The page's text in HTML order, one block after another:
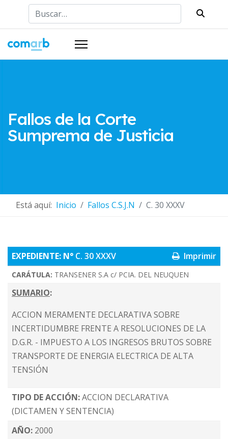
Buscar
Fallos de la Corte
Sumprema de Justicia
Está aquí: Inicio Fallos C.S.J.N C. 30 XXXV
Imprimir
EXPEDIENTE: N° C. 30 XXXV
CARÁTULA: TRANSENER S.A c/ PCIA. DEL NEUQUEN
SUMARIO:
ACCION MERAMENTE DECLARATIVA SOBRE
INCERTIDUMBRE FRENTE A RESOLUCIONES DE LA
D.G.R. - IMPUESTO A LOS INGRESOS BRUTOS SOBRE
TRANSPORTE DE ENERGIA ELECTRICA DE ALTA
TENSIÓN
TIPO DE ACCIÓN:ACCION DECLARATIVA
(DICTAMEN Y SENTENCIA)
AÑO: 2000